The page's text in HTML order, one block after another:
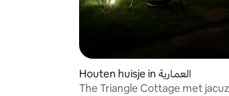
Houten huisje in العمارية
The Triangle Cottage met